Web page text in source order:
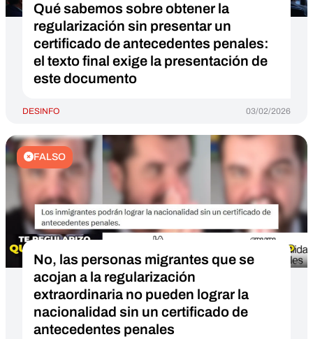
Qué sabemos sobre obtener la
regularización sin presentar un
certificado de antecedentes penales:
el texto final exige la presentación de
este documento
DESINFO 03/02/2026
FALSO
No, las personas migrantes que se
acojan a la regularización
extraordinaria no pueden lograr la
nacionalidad sin un certificado de
antecedentes penales